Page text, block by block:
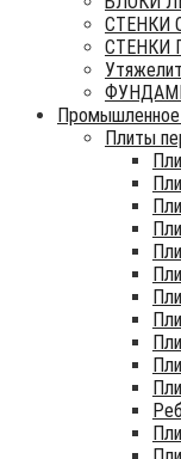
СТЕНКИ
СТЕНКИ
Промышленное
Плиты